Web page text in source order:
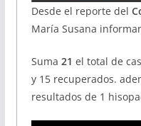
Desde el reporte del
María Susana
Suma 21 el total de
y 15 recuperados.
resultados de 1